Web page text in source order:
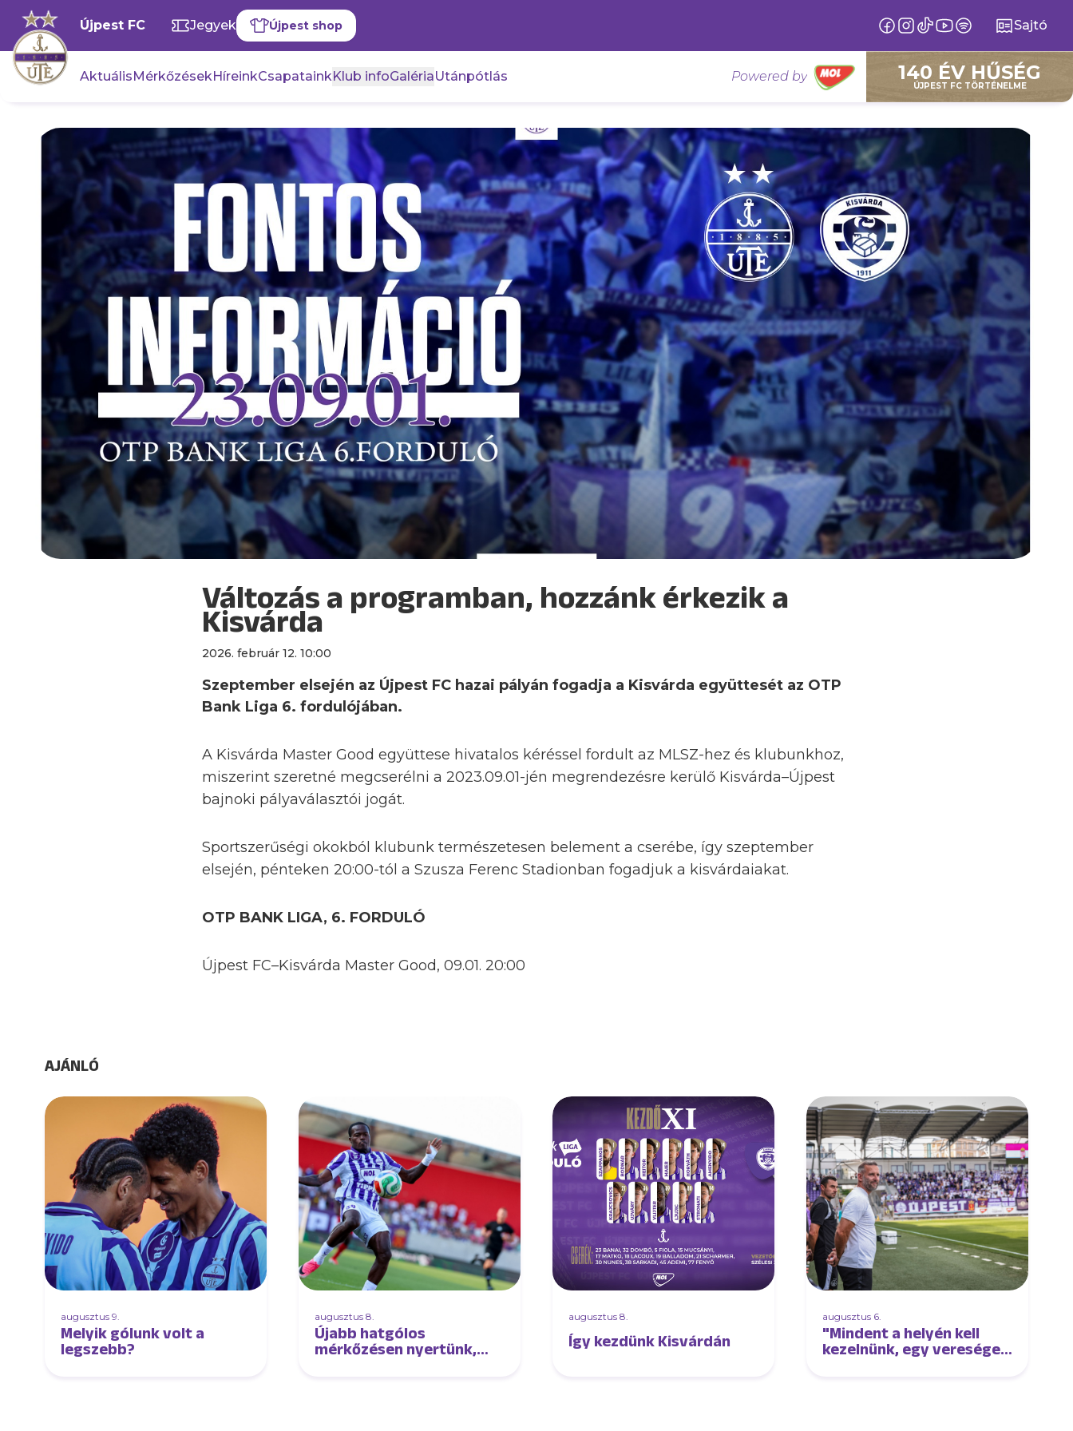
Újpest FC Jegyek Újpest shop Sajtó
AktuálisMérkőzésekHíreinkCsapatainkKlub infoGalériaUtánpótlás Powered by 140 ÉV HŰSÉG
ÚJPEST FC TÖRTÉNELME
Változás a programban, hozzánk érkezik a
Kisvárda
2026. február 12. 10:00
Szeptember elsején az Újpest FC hazai pályán fogadja a Kisvárda együttesét az OTP
Bank Liga 6. fordulójában.
A Kisvárda Master Good együttese hivatalos kéréssel fordult az MLSZ-hez és klubunkhoz,
miszerint szeretné megcserélni a 2023.09.01-jén megrendezésre kerülő Kisvárda–Újpest
bajnoki pályaválasztói jogát.
Sportszerűségi okokból klubunk természetesen belement a cserébe, így szeptember
elsején, pénteken 20:00-tól a Szusza Ferenc Stadionban fogadjuk a kisvárdaiakat.
OTP BANK LIGA, 6. FORDULÓ
Újpest FC–Kisvárda Master Good, 09.01. 20:00
AJÁNLÓ
augusztus 9.
Melyik gólunk volt a
legszebb?
augusztus 8.
Újabb hatgólos
mérkőzésen nyertünk,
augusztus 8.
Így kezdünk Kisvárdán
augusztus 6.
"Mindent a helyén kell
kezelnünk, egy vereséget